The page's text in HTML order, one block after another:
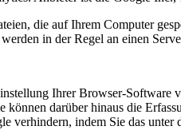
die auf Ihrem Computer
in der Regel an einen
Ihrer Browser-
darüber hinaus die
verhindern, indem Sie das